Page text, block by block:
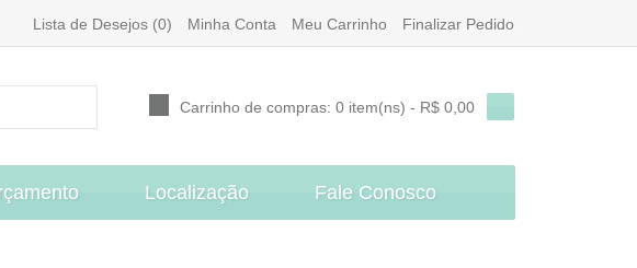
Lista de Desejos (0) Minha Conta Meu Carrinho Finalizar Pedido
Carrinho de compras: 0 item(ns) - R$ 0,00
Localização Fale Conosco